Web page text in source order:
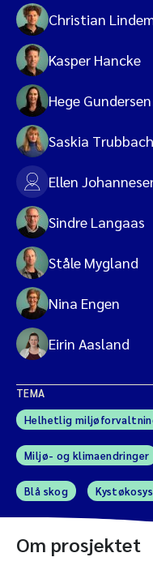
Christian
Kasper Hancke
Hege Gundersen
Saskia Trubbach
Ellen
Sindre Langaas
Ståle Mygland
Nina Engen
Eirin Aasland
TEMA
Helhetlig
Miljø- og klimaendringer
Blå skog
Om prosjektet